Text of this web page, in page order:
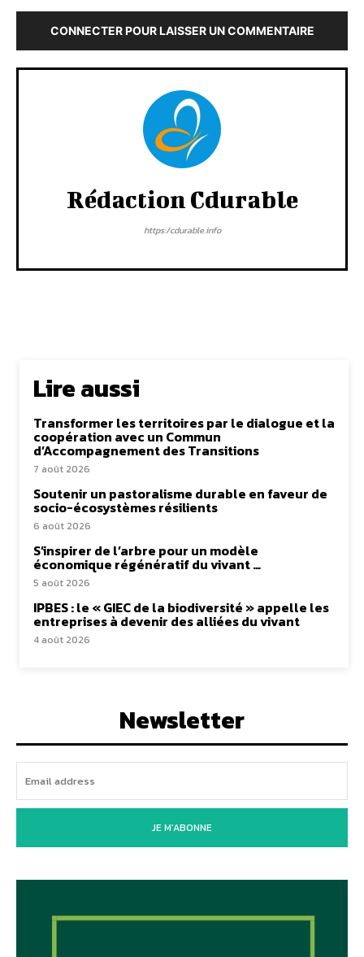
CONNECTER POUR LAISSER UN COMMENTAIRE
Rédaction Cdurable
https:/cdurable.info
Lire aussi
Transformer les territoires par le dialogue et la
coopération avec un Commun
d’Accompagnement des Transitions
7 août 2026
Soutenir un pastoralisme durable en faveur de
socio-écosystèmes résilients
6 août 2026
S’inspirer de l’arbre pour un modèle
économique régénératif du vivant …
5 août 2026
IPBES : le « GIEC de la biodiversité » appelle les
entreprises à devenir des alliées du vivant
4 août 2026
Newsletter
JE M'ABONNE